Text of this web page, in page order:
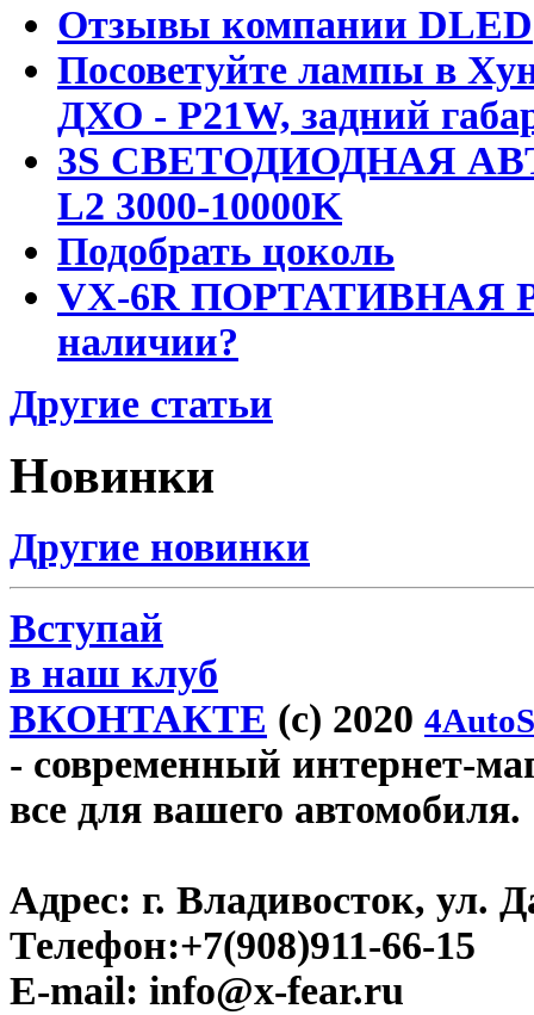
Отзывы компании DLED
Посоветуйте лампы в
ДХО - P21W, задний
3S СВЕТОДИОДНАЯ
L2 3000-10000K
Подобрать цоколь
VX-6R ПОРТАТИВНАЯ
наличии?
Другие статьи
Новинки
Другие новинки
Вступай
в наш клуб
ВКОНТАКТЕ (c) 2020
- современный интернет-
все для вашего автомобиля.
Адрес: г. Владивосток, ул.
Телефон:+7(908)911-66-15
E-mail: info@x-fear.ru